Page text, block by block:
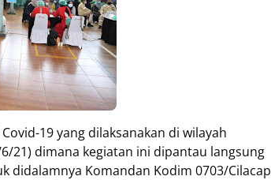
19 yang dilaksanakan di wilayah
21) dimana kegiatan ini dipantau langsung
didalamnya Komandan Kodim 0703/Cilacap